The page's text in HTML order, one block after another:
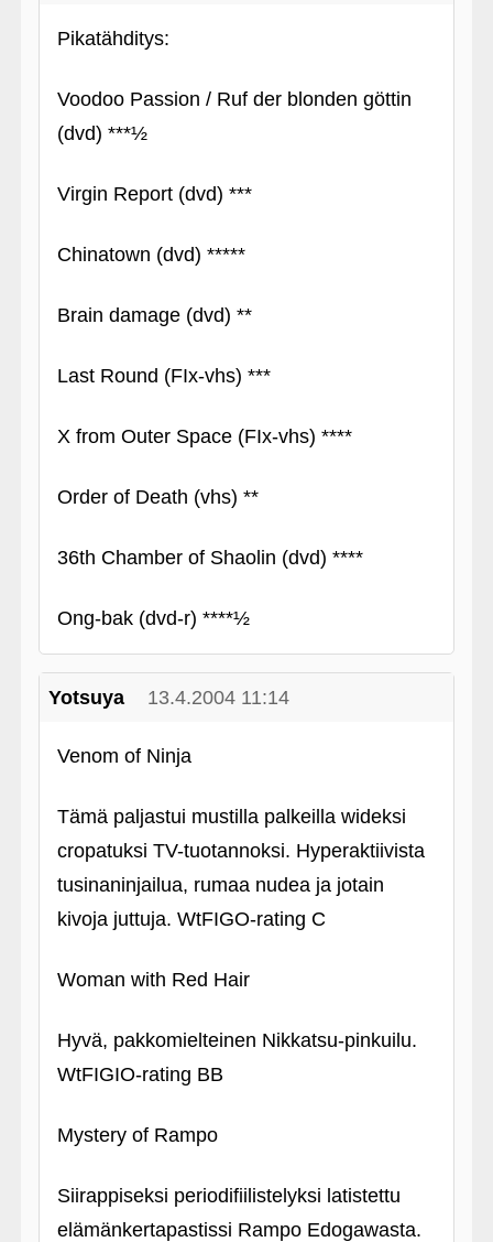
Pikatähditys:
Voodoo Passion / Ruf der blonden göttin
(dvd) ***½
Virgin Report (dvd) ***
Chinatown (dvd) *****
Brain damage (dvd) **
Last Round (FIx-vhs) ***
X from Outer Space (FIx-vhs) ****
Order of Death (vhs) **
36th Chamber of Shaolin (dvd) ****
Ong-bak (dvd-r) ****½
Yotsuya 13.4.2004 11:14
Venom of Ninja
Tämä paljastui mustilla palkeilla wideksi
cropatuksi TV-tuotannoksi. Hyperaktiivista
tusinaninjailua, rumaa nudea ja jotain
kivoja juttuja. WtFIGO-rating C
Woman with Red Hair
Hyvä, pakkomielteinen Nikkatsu-pinkuilu.
WtFIGIO-rating BB
Mystery of Rampo
Siirappiseksi periodifiilistelyksi latistettu
elämänkertapastissi Rampo Edogawasta.